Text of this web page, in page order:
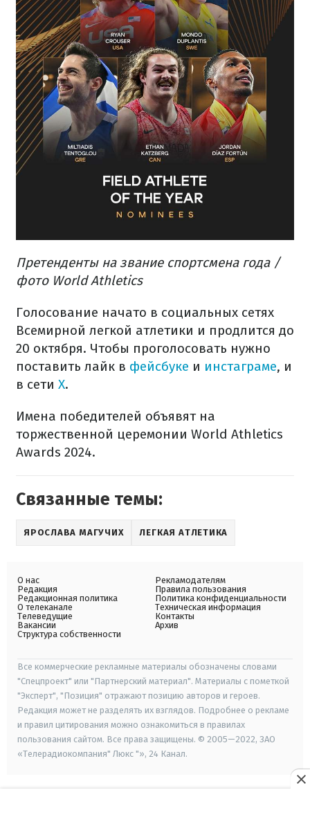
Претенденты на звание спортсмена года /
фото World Athletics
Голосование начато в социальных сетях
Всемирной легкой атлетики и продлится до
20 октября. Чтобы проголосовать нужно
поставить лайк в фейсбуке и инстаграме, и
в сети Х.
Имена победителей объявят на
торжественной церемонии World Athletics
Awards 2024.
Связанные темы:
ЯРОСЛАВА МАГУЧИХ ЛЕГКАЯ АТЛЕТИКА
О нас
Редакция
Редакционная политика
О телеканале
Телеведущие
Вакансии
Структура собственности
Рекламодателям
Правила пользования
Политика конфиденциальности
Техническая информация
Контакты
Архив
Все коммерческие рекламные материалы обозначены словами
"Спецпроект" или "Партнерский материал". Материалы с пометкой
"Эксперт", "Позиция" отражают позицию авторов и героев.
Редакция может не разделять их взглядов. Подробнее о рекламе
и правил цитирования можно ознакомиться в правилах
пользования сайтом. Все права защищены. © 2005—2022, ЗАО
«Телерадиокомпания" Люкс "», 24 Канал.